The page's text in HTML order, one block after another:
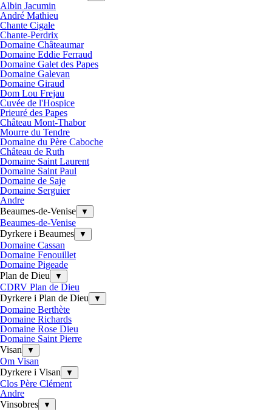
Albin Jacumin
André Mathieu
Chante Cigale
Chante-Perdrix
Domaine Châteaumar
Domaine Eddie Ferraud
Domaine Galet des Papes
Domaine Galevan
Domaine Giraud
Dom Lou Frejau
Cuvée de l'Hospice
Prieuré des Papes
Château Mont-Thabor
Mourre du Tendre
Domaine du Père Caboche
Château de Ruth
Domaine Saint Laurent
Domaine Saint Paul
Domaine de Saje
Domaine Serguier
Andre
Beaumes-de-Venise
▼
Beaumes-de-Venise
Dyrkere i Beaumes
▼
Domaine Cassan
Domaine Fenouillet
Domaine Pigeade
Plan de Dieu
▼
CDRV Plan de Dieu
Dyrkere i Plan de Dieu
▼
Domaine Berthète
Domaine Richards
Domaine Rose Dieu
Domaine Saint Pierre
Visan
▼
Om Visan
Dyrkere i Visan
▼
Clos Père Clément
Andre
Vinsobres
▼